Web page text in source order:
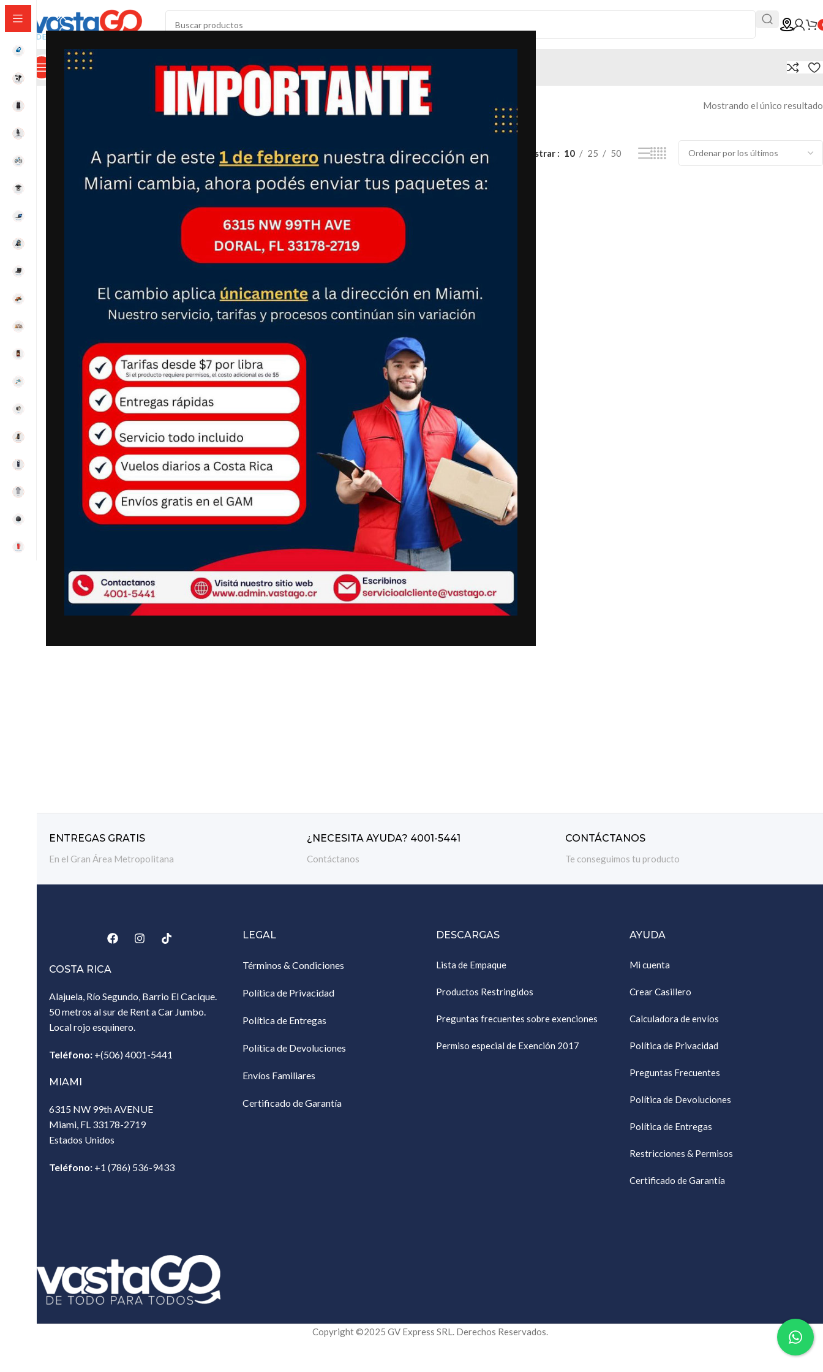
Categorías Calculadora De Envíos
Mostrando el único resultado
Mostrar 10 25 50
Impresora LaserJet Pro
4003DW – Workgroup
Precio: ₡169,900.00
AÑADIR AL CARRITO
ENTREGAS GRATIS
En el Gran Área Metropolitana
¿NECESITA AYUDA? 4001-5441
Contáctanos
CONTÁCTANOS
Te conseguimos tu producto
COSTA RICA
Alajuela, Río Segundo, Barrio El Cacique.
50 metros al sur de Rent a Car Jumbo.
Local rojo esquinero.
Teléfono: +(506) 4001-5441
MIAMI
6315 NW 99th AVENUE
Miami, FL 33178-2719
Estados Unidos‎
Teléfono: +1 (786) 536-9433‎
LEGAL
Términos & Condiciones
Política de Privacidad
Política de Entregas
Política de Devoluciones
Envíos Familiares
Certificado de Garantía
DESCARGAS
Lista de Empaque
Productos Restringidos
Preguntas frecuentes sobre exenciones
Permiso especial de Exención 2017
AYUDA
Mi cuenta
Crear Casillero
Calculadora de envíos
Política de Privacidad
Preguntas Frecuentes
Política de Devoluciones
Política de Entregas
Restricciones & Permisos
Certificado de Garantía
Copyright ©2025 GV Express SRL. Derechos Reservados.